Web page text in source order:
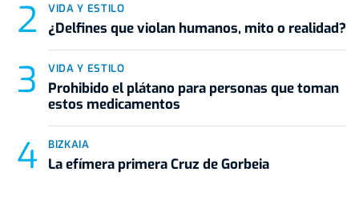
VIDA Y ESTILO
¿Delfines que violan humanos, mito o realidad?
VIDA Y ESTILO
Prohibido el plátano para personas que toman
estos medicamentos
BIZKAIA
La efímera primera Cruz de Gorbeia